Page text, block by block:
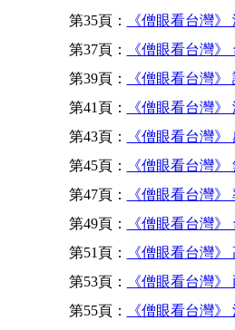
第35頁：
《僧眼看台灣
第37頁：
《僧眼看台灣
第39頁：
《僧眼看台灣
第41頁：
《僧眼看台灣》
第43頁：
《僧眼看台灣》
第45頁：
《僧眼看台灣
第47頁：
《僧眼看台灣
第49頁：
《僧眼看台灣
第51頁：
《僧眼看台灣
第53頁：
《僧眼看台灣
第55頁：
《僧眼看台灣